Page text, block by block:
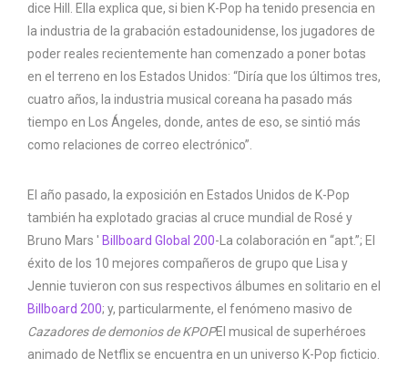
dice Hill. Ella explica que, si bien K-Pop ha tenido presencia en
la industria de la grabación estadounidense, los jugadores de
poder reales recientemente han comenzado a poner botas
en el terreno en los Estados Unidos: “Diría que los últimos tres,
cuatro años, la industria musical coreana ha pasado más
tiempo en Los Ángeles, donde, antes de eso, se sintió más
como relaciones de correo electrónico”.
El año pasado, la exposición en Estados Unidos de K-Pop
también ha explotado gracias al cruce mundial de Rosé y
Bruno Mars ' Billboard Global 200-La colaboración en “apt.”; El
éxito de los 10 mejores compañeros de grupo que Lisa y
Jennie tuvieron con sus respectivos álbumes en solitario en el
Billboard 200; y, particularmente, el fenómeno masivo de
Cazadores de demonios de KPOPEl musical de superhéroes
animado de Netflix se encuentra en un universo K-Pop ficticio.